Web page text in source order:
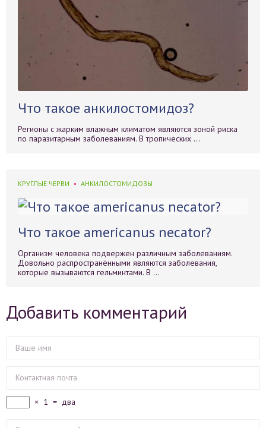
Что такое анкилостомидоз?
Регионы с жарким влажным климатом являются зоной риска
по паразитарным заболеваниям. В тропических ...
КРУГЛЫЕ ЧЕРВИ АНКИЛОСТОМИДОЗЫ
Что такое americanus necator?
Организм человека подвержен различным заболеваниям.
Довольно распространёнными являются заболевания,
которые вызываются гельминтами. В ...
Добавить комментарий
× 1 = два